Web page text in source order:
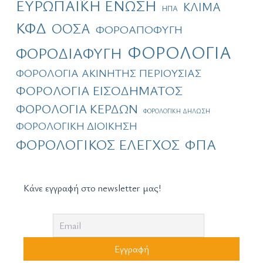
ΕΥΡΩΠΑΪΚΗ ΕΝΩΣΗ ΗΠΑ ΚΛΙΜΑ
ΚΦΔ ΟΟΣΑ ΦΟΡΟΑΠΟΦΥΓΗ
ΦΟΡΟΔΙΑΦΥΓΗ ΦΟΡΟΛΟΓΙΑ
ΦΟΡΟΛΟΓΙΑ ΑΚΙΝΗΤΗΣ ΠΕΡΙΟΥΣΙΑΣ
ΦΟΡΟΛΟΓΙΑ ΕΙΣΟΔΗΜΑΤΟΣ
ΦΟΡΟΛΟΓΙΑ ΚΕΡΔΩΝ ΦΟΡΟΛΟΓΙΚΗ ΔΗΛΩΣΗ
ΦΟΡΟΛΟΓΙΚΗ ΔΙΟΙΚΗΣΗ
ΦΟΡΟΛΟΓΙΚΟΣ ΕΛΕΓΧΟΣ ΦΠΑ
Κάνε εγγραφή στο newsletter μας!